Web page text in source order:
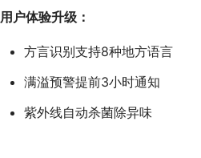
用户体验升级：
方言识别支持8种地方语言
满溢预警提前3小时通知
紫外线自动杀菌除异味